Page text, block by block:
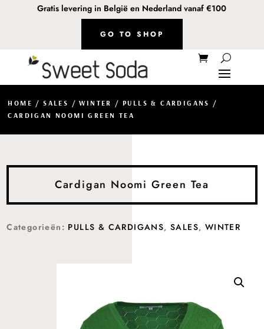
Gratis levering in België en Nederland vanaf €100
GO TO SHOP
HOME /SALES /WINTER / PULLS & CARDIGANS /
CARDIGAN NOOMI GREEN TEA
Cardigan Noomi Green Tea
Categorieën: PULLS & CARDIGANS,SALES, WINTER